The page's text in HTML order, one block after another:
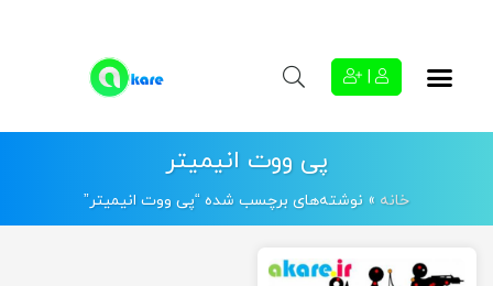
پی ووت انیمیتر
خانه » نوشته‌های برچسب شده “پی ووت انیمیتر”